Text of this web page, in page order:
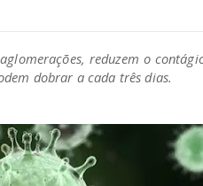
reduzem o
dobrar a cada três dias.